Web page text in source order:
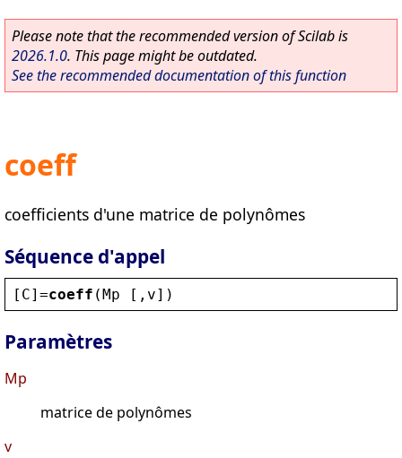
Please note that the recommended version of Scilab is
2026.1.0. This page might be outdated.
See the recommended documentation of this function
coeff
coefficients d'une matrice de polynômes
Séquence d'appel
[ C]=coeff (Mp [, v])
Paramètres
Mp
matrice de polynômes
v